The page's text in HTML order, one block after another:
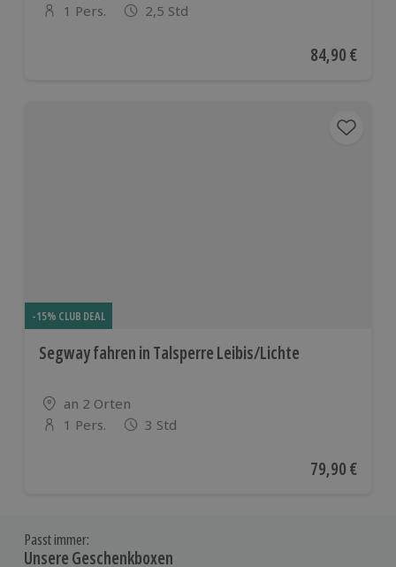
Anzahl der Teilnehmer
1 Pers. 2,5 Std
Aktueller
84,90 €
-15% CLUB DEAL
Segway fahren in Talsperre Leibis/Lichte
Standort
an 2 Orten
Anzahl der Teilnehmer
1 Pers. 3 Std
Aktueller
79,90 €
Passt immer:
Unsere Geschenkboxen